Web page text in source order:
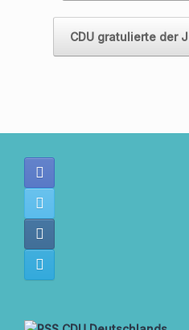
CDU gratulierte der